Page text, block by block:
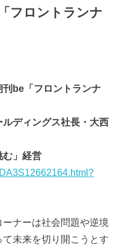
フロントランナ
be「フロントランナ
ディングス社長・大西
む」経営
ナーは社会問題や逆境
未来を切り開こうとす